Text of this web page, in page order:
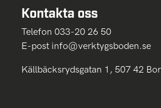
Kontakta oss
Telefon 033-20 26 50
E-post info@verktygsboden.se
Källbäcksrydsgatan 1, 507 42